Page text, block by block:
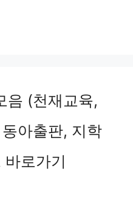
음 (천재교육,
아출판, 지학
로가기